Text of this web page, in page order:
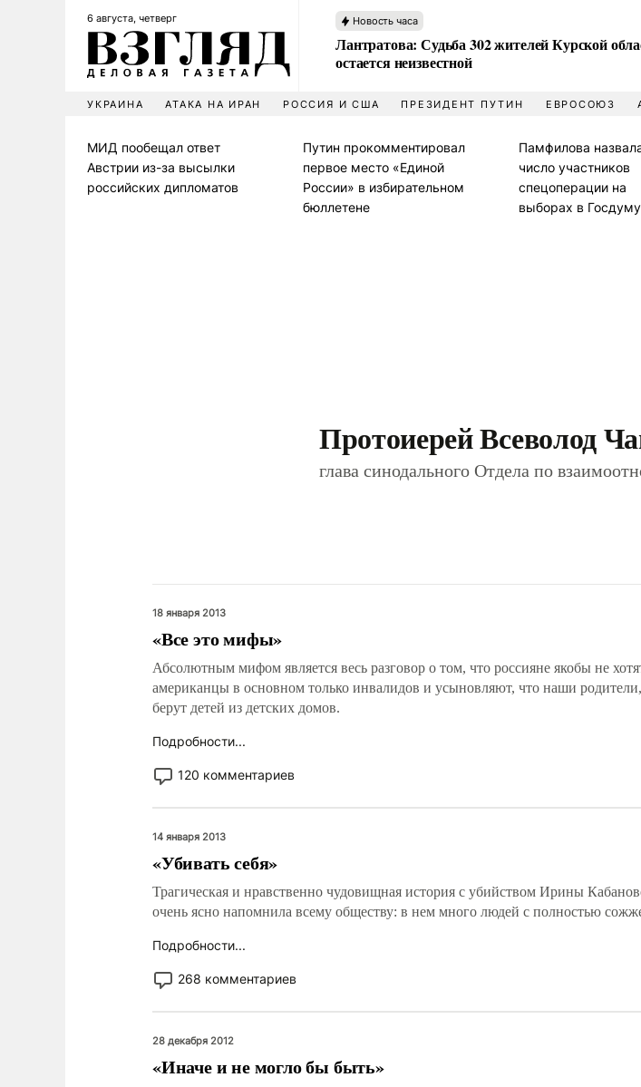
6 августа, четверг Новость часа
Лантратова: Судьба 302 жителей Курской
остается неизвестной
УКРАИНА АТАКА НА ИРАН РОССИЯ И США ПРЕЗИДЕНТ ПУТИН ЕВРОСОЮЗ
МИД пообещал ответ
Австрии из-за высылки
российских дипломатов
Путин прокомментировал
первое место «Единой
России» в избирательном
бюллетене
Памфилова
число участников
спецоперации на
выборах в Госдуму
Протоиерей Всеволод
глава синодального Отдела по
18 января 2013
«Все это мифы»
Абсолютным мифом является весь разговор о том, что россияне якобы не
американцы в основном только инвалидов и усыновляют, что наши
берут детей из детских домов.
Подробности...
120 комментариев
14 января 2013
«Убивать себя»
Трагическая и нравственно чудовищная история с убийством Ирины
очень ясно напомнила всему обществу: в нем много людей с полностью
Подробности...
268 комментариев
28 декабря 2012
«Иначе и не могло бы быть»